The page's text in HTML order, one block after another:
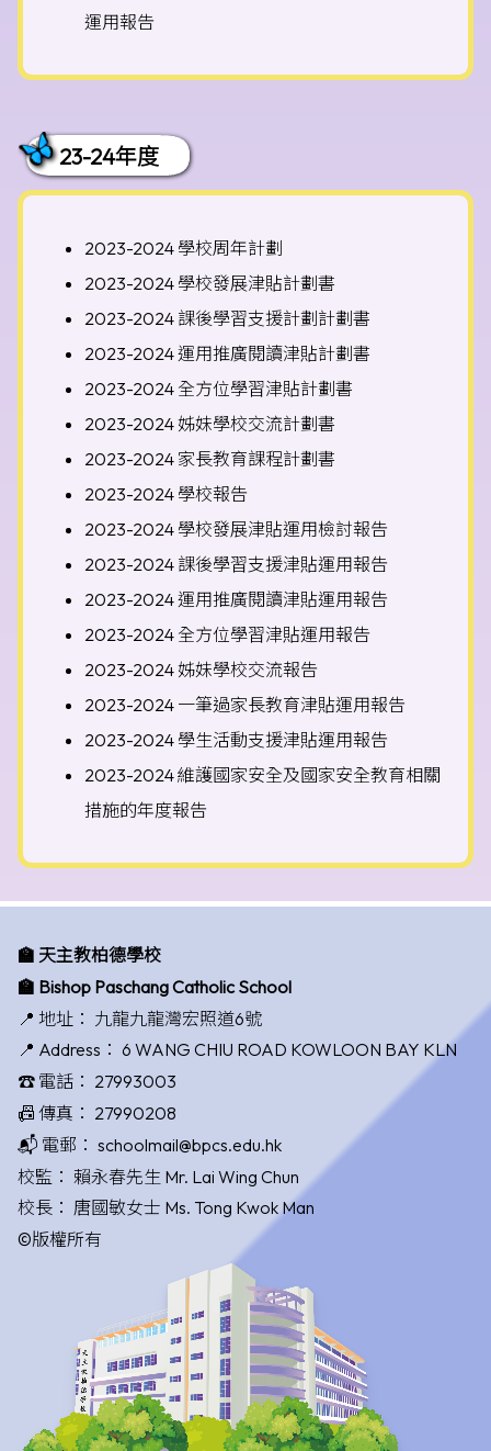
運用報告
23-24年度
2023-2024 學校周年計劃
2023-2024 學校發展津貼計劃書
2023-2024 課後學習支援計劃計劃書
2023-2024 運用推廣閱讀津貼計劃書
2023-2024 全方位學習津貼計劃書
2023-2024 姊妹學校交流計劃書
2023-2024 家長教育課程計劃書
2023-2024 學校報告
2023-2024 學校發展津貼運用檢討報告
2023-2024 課後學習支援津貼運用報告
2023-2024 運用推廣閱讀津貼運用報告
2023-2024 全方位學習津貼運用報告
2023-2024 姊妹學校交流報告
2023-2024 一筆過家長教育津貼運用報告
2023-2024 學生活動支援津貼運用報告
2023-2024 維護國家安全及國家安全教育相關
措施的年度報告
🏫 天主教柏德學校
🏫 Bishop Paschang Catholic School
📍 地址： 九龍九龍灣宏照道6號
📍 Address： 6 WANG CHIU ROAD KOWLOON BAY KLN
☎️ 電話： 27993003
📠 傳真： 27990208
📬 電郵： schoolmail@bpcs.edu.hk
校監： 賴永春先生 Mr. Lai Wing Chun
校長： 唐國敏女士 Ms. Tong Kwok Man
©版權所有